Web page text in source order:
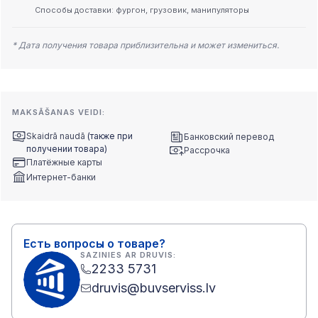
Способы доставки: фургон, грузовик, манипуляторы
* Дата получения товара приблизительна и может измениться.
MAKSĀŠANAS VEIDI:
Skaidrā naudā (также при
получении товара)
Платёжные карты
Интернет-банки
Банковский перевод
Рассрочка
Есть вопросы о товаре?
SAZINIES AR DRUVIS:
2233 5731
druvis@buvserviss.lv